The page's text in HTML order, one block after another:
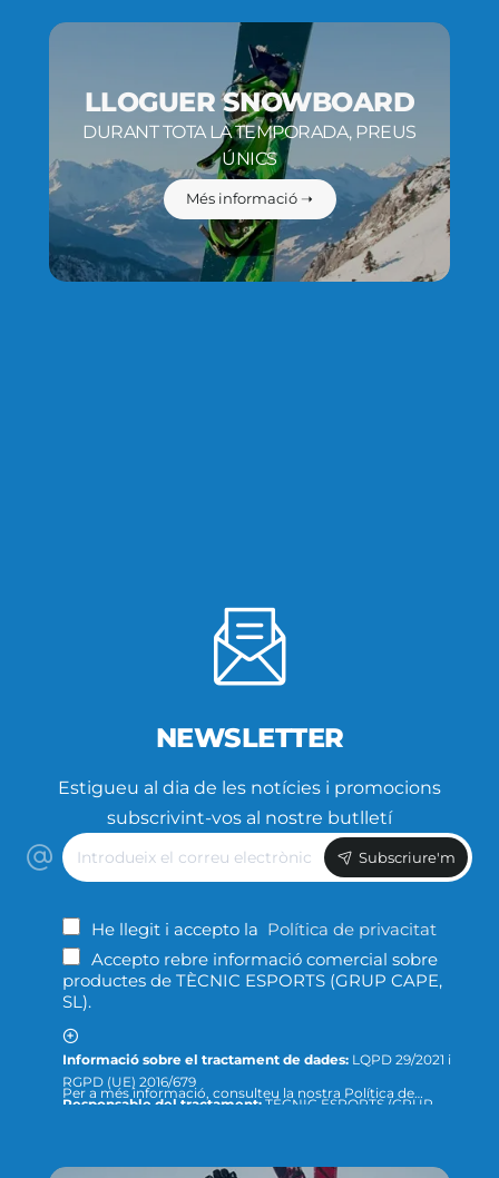
LLOGUER SNOWBOARD
DURANT TOTA LA TEMPORADA, PREUS
ÚNICS
Més informació ➝
NEWSLETTER
Estigueu al dia de les notícies i promocions
subscrivint-vos al nostre butlletí
Introdueix
el
correu
Subscriure'm
He llegit i accepto la Política de privacitat
Accepto rebre informació comercial sobre
productes de TÈCNIC ESPORTS (GRUP CAPE,
SL).
Informació sobre el tractament de dades: LQPD 29/2021 i
RGPD (UE) 2016/679
Responsable del tractament:TÈCNIC ESPORTS (GRUP
Legitimació:Consentiment de la persona interessada.
Per a més informació, consulteu la nostra Política de